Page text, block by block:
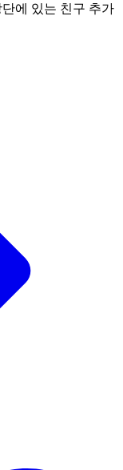
에 있는 친구 추가